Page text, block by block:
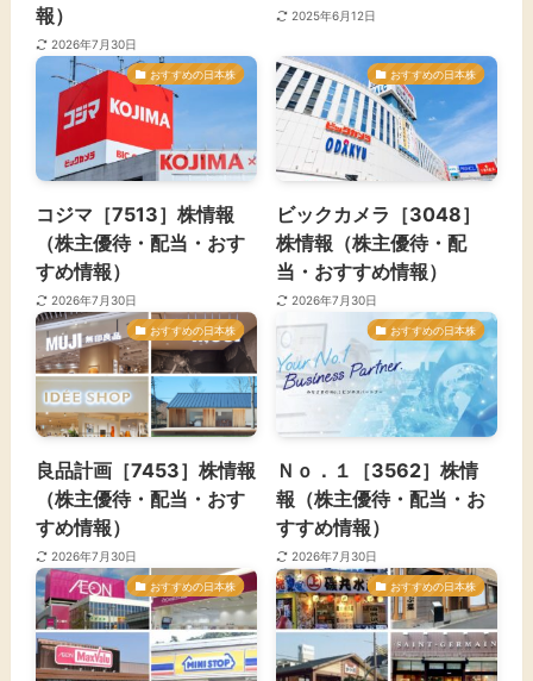
報）
2026年7月30日
2025年6月12日
おすすめの日本株
コジマ［7513］株情報
（株主優待・配当・おす
すめ情報）
2026年7月30日
おすすめの日本株
ビックカメラ​［3048］
株情報（株主優待・配
当・おすすめ情報）
2026年7月30日
おすすめの日本株
​良品計画［7453］株情報
（株主優待・配当・おす
すめ情報）
2026年7月30日
おすすめの日本株
Ｎｏ．１［3562］株情
報（株主優待・配当・お
すすめ情報）
2026年7月30日
おすすめの日本株 おすすめの日本株